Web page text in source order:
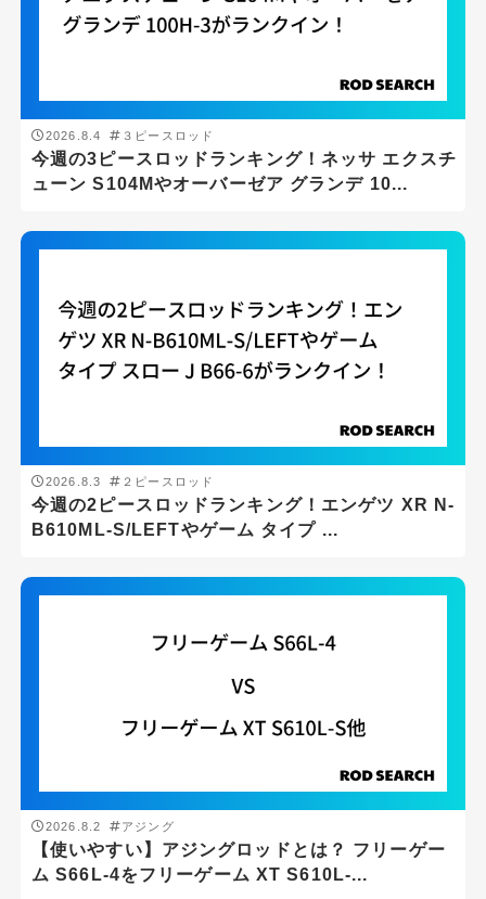
2026.8.4 ３ピースロッド
今週の3ピースロッドランキング！ネッサ エクスチ
ューン S104Mやオーバーゼア グランデ 10...
2026.8.3 ２ピースロッド
今週の2ピースロッドランキング！エンゲツ XR N-
B610ML-S/LEFTやゲーム タイプ ...
2026.8.2 アジング
【使いやすい】アジングロッドとは？ フリーゲー
ム S66L-4をフリーゲーム XT S610L-...
釣り場
沖磯
磯
船